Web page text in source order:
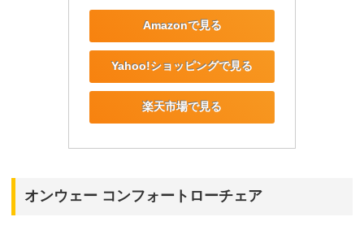
Amazonで見る
Yahoo!ショッピングで見る
楽天市場で見る
オンウェー コンフォートローチェア